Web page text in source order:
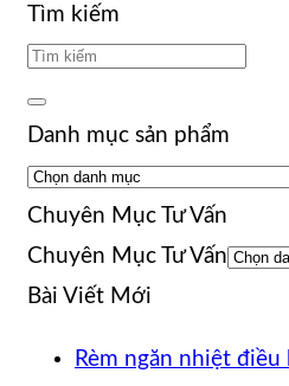
Tìm kiếm
Danh mục sản phẩm
Chuyên Mục Tư Vấn
Chuyên Mục Tư Vấn
Bài Viết Mới
Rèm ngăn nhiệt điều